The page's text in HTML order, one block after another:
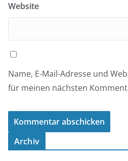
Website
Name, E-Mail-Adresse und
für meinen nächsten
Archiv